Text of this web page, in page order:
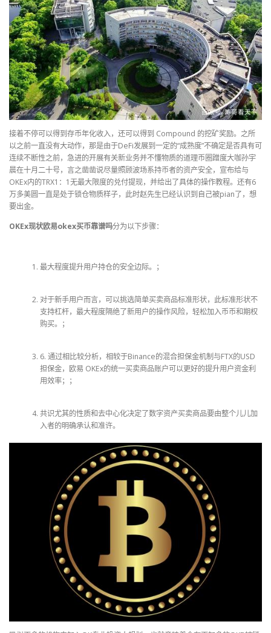
接着不停可以得到存币年化收入，还可以得到 Compound 的挖矿奖励。之所
以之前一直没有大动作，那是由于DeFi发展到一定的“成熟度”不确定是否具有可
连续不断性之前，急进的开展有关新业务并不懂物质的道理币圈蹭度大咖孙宇
晨在十月二十号，言之凿凿说尽量照顾波场系持币者的资产安全，宣布给与
OKEx内的TRX1：1无最大限度的兑付提现，并给出了具体的操作教程。还有6
万多美圆一直是处于锁仓物质样子，此时赵先生已经认识到自己被pian了，想
要出金。
OKEx现状欧易okex买币靠谱吗分为以下步骤：
最大程度提升用户持仓的安全边际。；
对于新手用户而言，可以挑选简单买卖商品标准形状，此标准形状不
支持杠杆，最大程度隔绝了新用户的操作风险，轻松加入币币和期权
购买。；
6. 通过相比较分析，相较于Binance的混合担保金机制与FTX的USD
担保金，欧易 OKEx的统一买卖商品账户可以更好的提升用户资金利
用效率；；
共识尤其的性质和去中心化决定了数字资产买卖商品要由整个儿儿加
入者的明确承认和准许。